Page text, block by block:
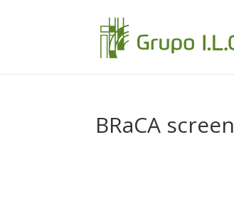
BRaCA screen